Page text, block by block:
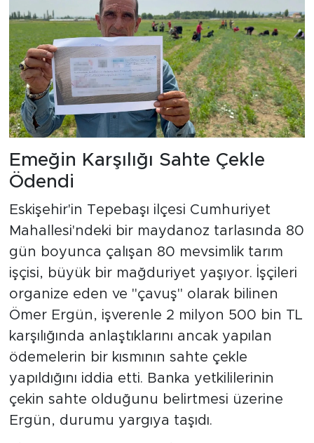
Emeğin Karşılığı Sahte Çekle
Ödendi
Eskişehir'in Tepebaşı ilçesi Cumhuriyet
Mahallesi'ndeki bir maydanoz tarlasında 80
gün boyunca çalışan 80 mevsimlik tarım
işçisi, büyük bir mağduriyet yaşıyor. İşçileri
organize eden ve "çavuş" olarak bilinen
Ömer Ergün, işverenle 2 milyon 500 bin TL
karşılığında anlaştıklarını ancak yapılan
ödemelerin bir kısmının sahte çekle
yapıldığını iddia etti. Banka yetkililerinin
çekin sahte olduğunu belirtmesi üzerine
Ergün, durumu yargıya taşıdı.